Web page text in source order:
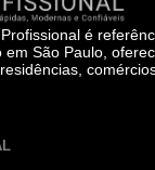
é
em São Paulo,